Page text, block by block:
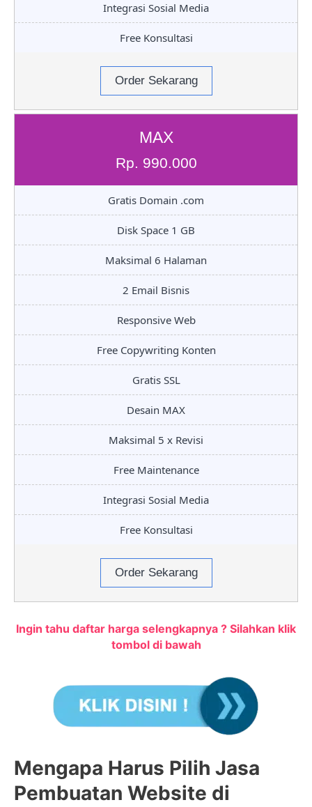
Integrasi Sosial Media
Free Konsultasi
Order Sekarang
MAX
Rp. 990.000
Gratis Domain .com
Disk Space 1 GB
Maksimal 6 Halaman
2 Email Bisnis
Responsive Web
Free Copywriting Konten
Gratis SSL
Desain MAX
Maksimal 5 x Revisi
Free Maintenance
Integrasi Sosial Media
Free Konsultasi
Order Sekarang
Ingin tahu daftar harga selengkapnya ? Silahkan klik
tombol di bawah
Mengapa Harus Pilih Jasa
Pembuatan Website di